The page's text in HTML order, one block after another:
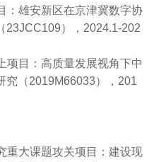
：雄安新区在京津冀数字协
23JCC109），2024.1-202
项目：高质量发展视角下中
究（2019M66033），201
重大课题攻关项目：建设现